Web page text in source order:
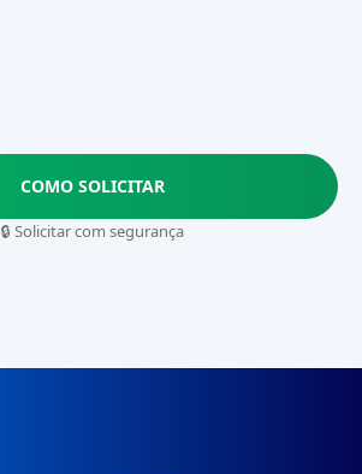
COMO SOLICITAR
🔒 Solicitar com segurança